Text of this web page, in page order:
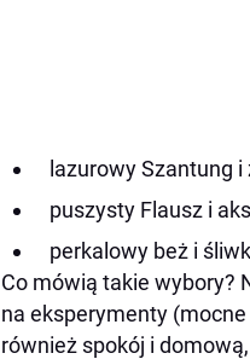
lazurowy Szantung
puszysty Flausz i
perkalowy beż i
Co mówią takie wybory?
na eksperymenty
również spokój i